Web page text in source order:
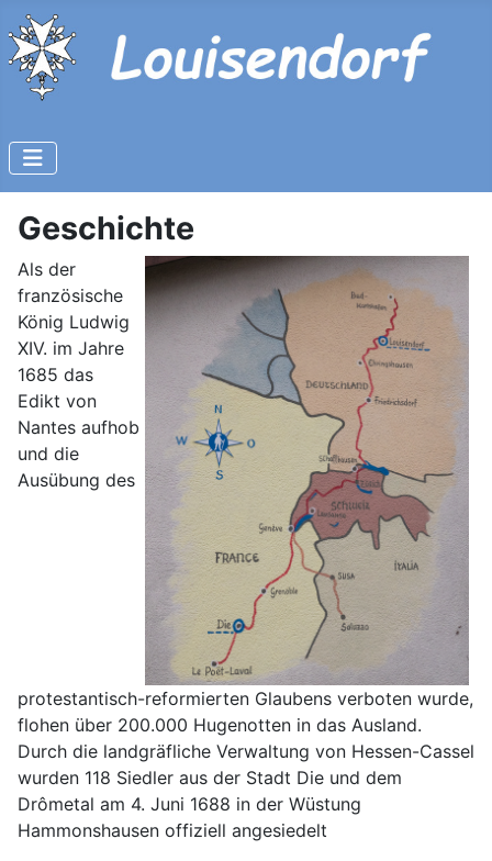
Geschichte
Als der
französische
König Ludwig
XIV. im Jahre
1685 das
Edikt von
Nantes aufhob
und die
Ausübung des
protestantisch-reformierten Glaubens verboten wurde,
flohen über 200.000 Hugenotten in das Ausland.
Durch die landgräfliche Verwaltung von Hessen-Cassel
wurden 118 Siedler aus der Stadt Die und dem
Drômetal am 4. Juni 1688 in der Wüstung
Hammonshausen offiziell angesiedelt